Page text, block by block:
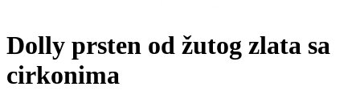
Dolly prsten od žutog zlata sa
cirkonima